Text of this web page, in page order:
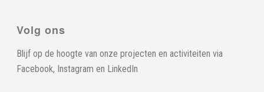
Volg ons
Blijf op de hoogte van onze projecten en activiteiten via
Facebook, Instagram en LinkedIn